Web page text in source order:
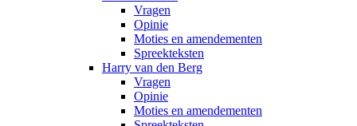
Vragen
Opinie
Moties en amendementen
Spreekteksten
Harry van den Berg
Vragen
Opinie
Moties en amendementen